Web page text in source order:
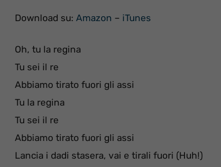
Download su: Amazon – iTunes
Oh, tu la regina
Tu sei il re
Abbiamo tirato fuori gli assi
Tu la regina
Tu sei il re
Abbiamo tirato fuori gli assi
Lancia i dadi stasera, vai e tirali fuori (Huh!)